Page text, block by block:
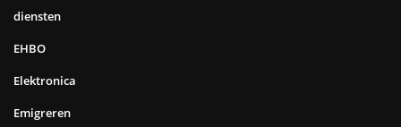
diensten
EHBO
Elektronica
Emigreren